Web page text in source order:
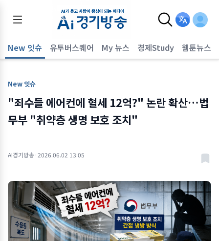
New 잇슈 유투버스퀘어 My 뉴스 경제Study 웹툰뉴스
New 잇슈
"죄수들 에어컨에 혈세 12억?" 논란 확산…법
무부 "취약층 생명 보호 조치"
AI경기방송·2026.06.02 13:05